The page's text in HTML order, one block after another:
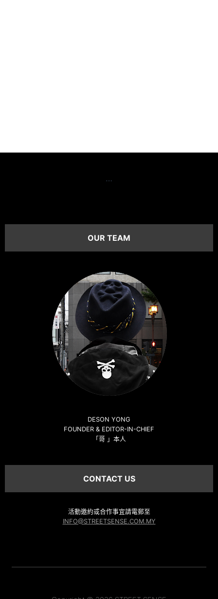
…
OUR TEAM
DESON YONG
FOUNDER & EDITOR-IN-CHIEF
「哥 」本人
CONTACT US
活動邀約或合作事宜請電郵至
INFO@STREETSENSE.COM.MY